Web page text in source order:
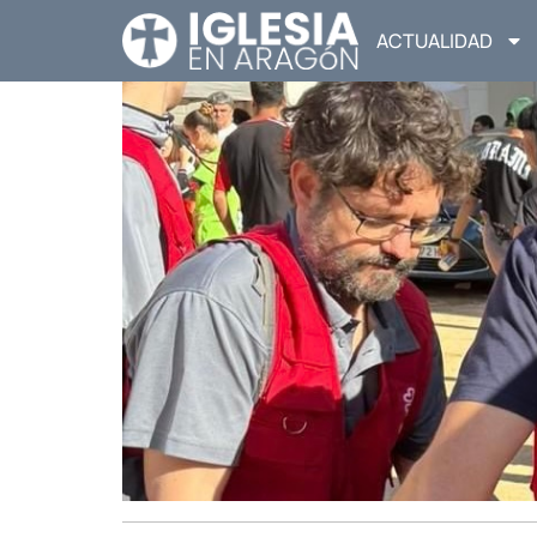
ACTUALIDAD